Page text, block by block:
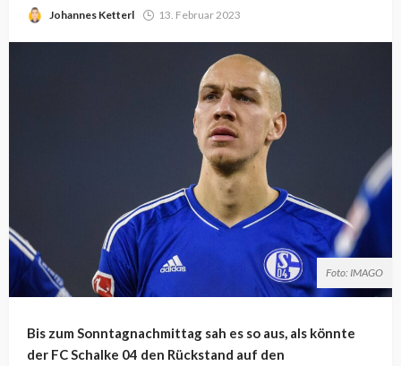
Johannes Ketterl 13. Februar 2023
Foto: IMAGO
Bis zum Sonntagnachmittag sah es so aus, als könnte
der FC Schalke 04 den Rückstand auf den